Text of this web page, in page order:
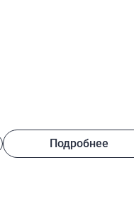
Подробнее